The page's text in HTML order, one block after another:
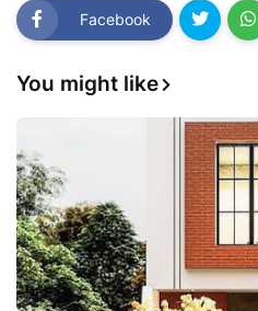
Facebook
You might like